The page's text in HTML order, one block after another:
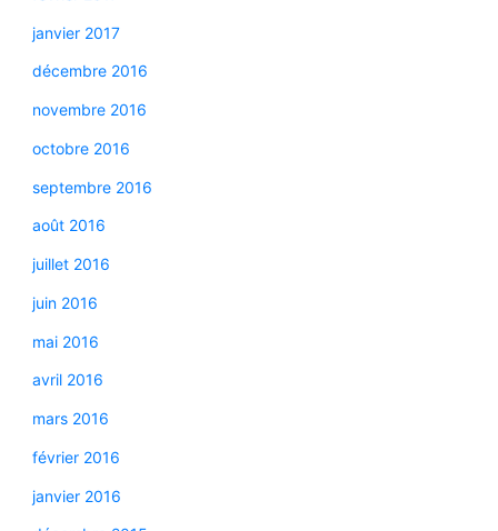
janvier 2017
décembre 2016
novembre 2016
octobre 2016
septembre 2016
août 2016
juillet 2016
juin 2016
mai 2016
avril 2016
mars 2016
février 2016
janvier 2016